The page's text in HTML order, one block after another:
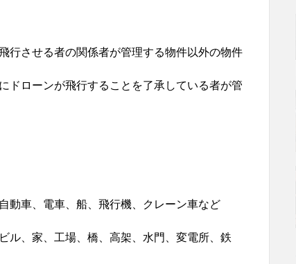
行させる者の関係者が管理する物件以外の物件
ドローンが飛行することを了承している者が管
動車、電車、船、飛行機、クレーン車など
、家、工場、橋、高架、水門、変電所、鉄